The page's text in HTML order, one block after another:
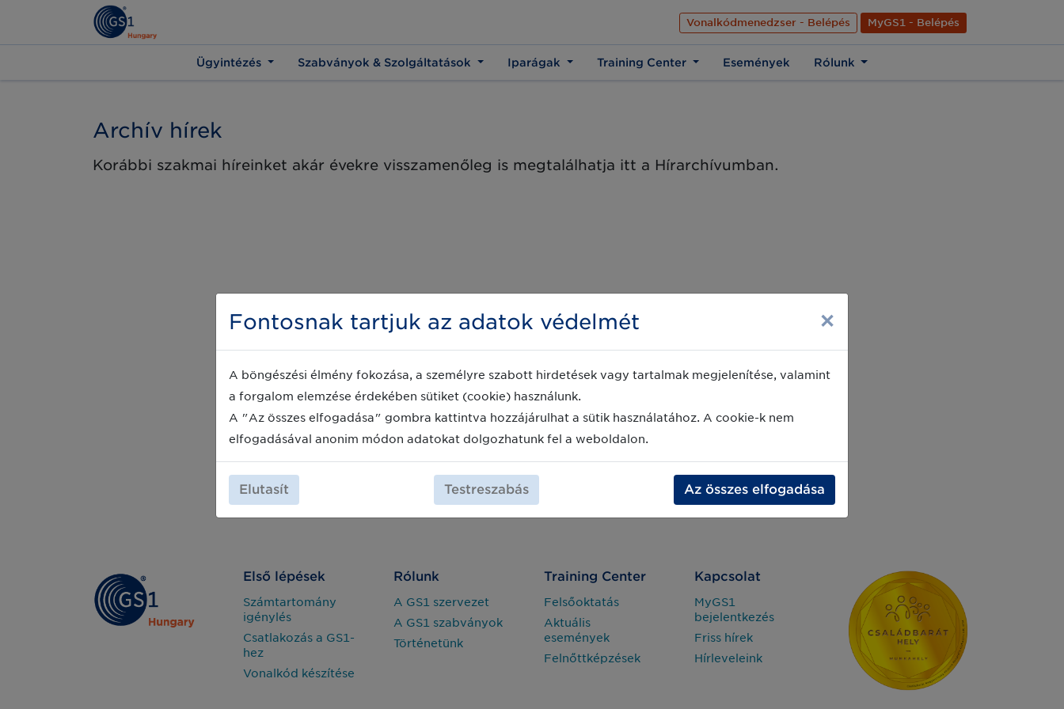
Az üzleti élet közös nyelve Hírek Kapcsolat Rólunk
EN
Vonalkódmenedzser - Belépés
MyGS1 - Belépés
Ügyintézés Szabványok & Szolgáltatások Iparágak Training Center Események Rólunk
Archív hírek
Korábbi szakmai híreinket akár évekre visszamenőleg is megtalálhatja itt a Hírarchívumban.
Első lépések
Számtartomány
igénylés
Csatlakozás a GS1-
hez
Vonalkód készítése
Rólunk
A GS1 szervezet
A GS1 szabványok
Történetünk
Training Center
Felsőoktatás
Aktuális
események
Felnőttképzések
Kapcsolat
MyGS1
bejelentkezés
Friss hírek
Hírleveleink
Fontosnak tartjuk az adatok védelmét ×
A böngészési élmény fokozása, a személyre szabott hirdetések vagy tartalmak megjelenítése, valamint
a forgalom elemzése érdekében sütiket (cookie) használunk.
A "Az összes elfogadása" gombra kattintva hozzájárulhat a sütik használatához. A cookie-k nem
elfogadásával anonim módon adatokat dolgozhatunk fel a weboldalon.
Elutasít Testreszabás Az összes elfogadása